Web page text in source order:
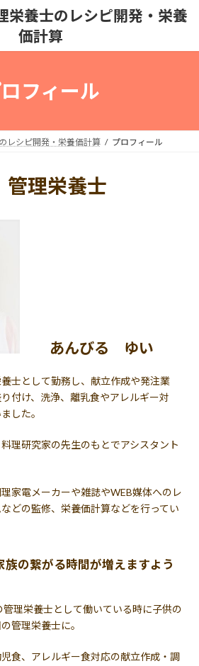
養士のレシピ開発・栄養
価計算
フィール
レシピ開発・栄養価計算 プロフィール
管理栄養士
あんびる ゆい
士として勤務し、献立作成や発注業
付け、洗浄、離乳食やアレルギー対
した。
理研究家の先生のもとでアシスタント
家電メーカーや雑誌やWEB媒体へのレ
どの監修、栄養価計算などを行ってい
族の繋がる時間が増えますよう
理栄養士として働いている時に子供の
管理栄養士に。
食、アレルギー食対応の献立作成・調